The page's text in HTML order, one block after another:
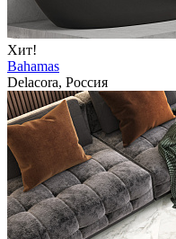
Хит!
Bahamas
Delacora, Россия